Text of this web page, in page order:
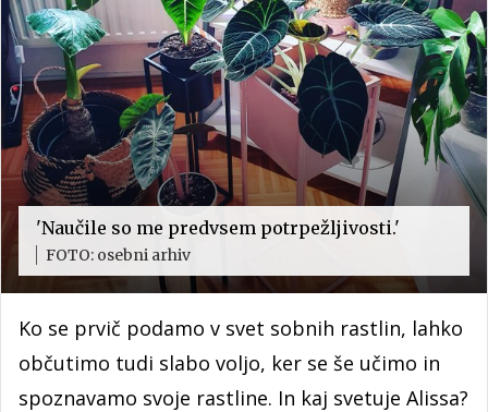
'Naučile so me predvsem potrpežljivosti.'
FOTO: osebni arhiv
Ko se prvič podamo v svet sobnih rastlin, lahko
občutimo tudi slabo voljo, ker se še učimo in
spoznavamo svoje rastline. In kaj svetuje Alissa?